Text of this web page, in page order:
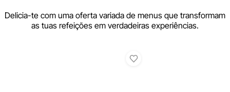
Delicia-te com uma oferta variada de menus que transformam
as tuas refeições em verdadeiras experiências.